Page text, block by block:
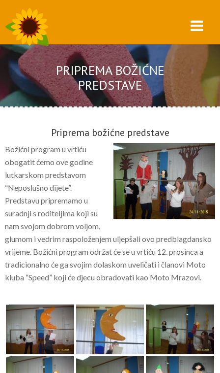
PRIPREMA BOŽIĆNE
PREDSTAVE
Priprema božićne predstave
Božićni program u vrtiću
obogatit ćemo ove godine
lutkarskom predstavom
“Neposlušno dijete”.
Predstavu pripremamo u
suradnji s roditeljima koji su
nam svojom dobrom voljom,
glumom i vedrim raspoloženjem uljepšali ovo predblagdansko
vrijeme. Božićni program održat će se u vrtiću 12. prosinca a
tradicionalno će ga svojim dolaskom uveličati i članovi Moto
kluba “Speed” koji će djecu obradovati kao Moto Mrazovi.